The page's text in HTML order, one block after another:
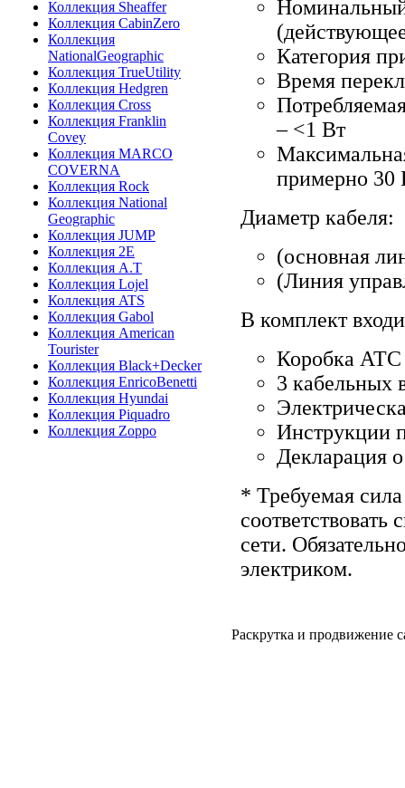
Коллекция Sheaffer
Коллекция CabinZero
Коллекция
NationalGeographic
Коллекция TrueUtility
Коллекция Hedgren
Коллекция Cross
Коллекция Franklin
Covey
Коллекция MARCO
COVERNA
Коллекция Rock
Коллекция National
Geographic
Коллекция JUMP
Коллекция 2E
Коллекция A.T
Коллекция Lojel
Коллекция ATS
Коллекция Gabol
Коллекция American
Tourister
Коллекция Black+Decker
Коллекция EnricoBenetti
Коллекция Hyundai
Коллекция Piquadro
Коллекция Zoppo
Категория
Время
– <1 Вт
примерно 30
Диаметр кабеля:
(основная
(Линия
В комплект
Коробка АТС
3 кабельных
Инструкции
Декларация
* Требуемая
сети.
электриком.
Раскрутка и продвижение